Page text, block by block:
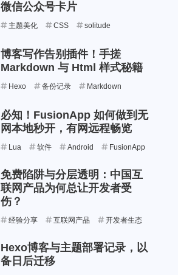
微信公众号卡片
主题美化 CSS solitude
博客写作告别插件！手搓
Markdown 与 Html 样式秘籍
Hexo 备份记录 Markdown
必知！FusionApp 如何做到无
网本地秒开，有网远程畅览
Lua 软件 Android FusionApp
免费陷阱与分层透明：中国互
联网产品为何总让开发者受
伤？
经验分享 互联网产品 开发者生态
Hexo博客与主题部署记录，以
备日后迁移